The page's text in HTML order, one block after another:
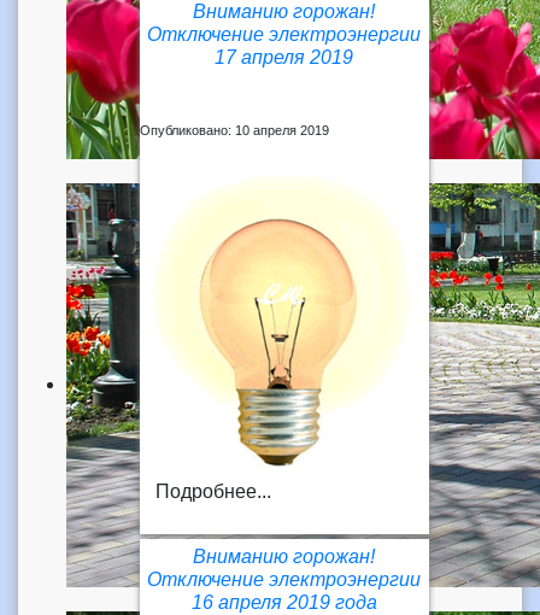
Вниманию горожан!
Отключение электроэнергии
17 апреля 2019
Опубликовано: 10 апреля 2019
Подробнее...
Вниманию горожан!
Отключение электроэнергии
16 апреля 2019 года